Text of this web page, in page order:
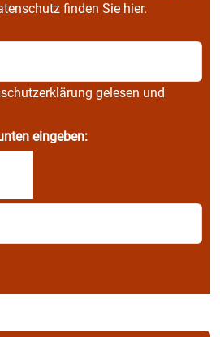
finden Sie hier.
gelesen und
eingeben: